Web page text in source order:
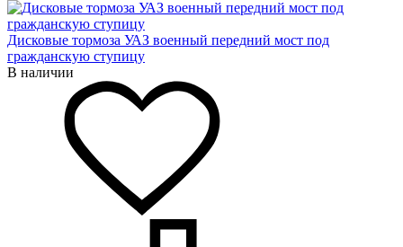
Дисковые тормоза УАЗ военный передний мост под
гражданскую ступицу
В наличии